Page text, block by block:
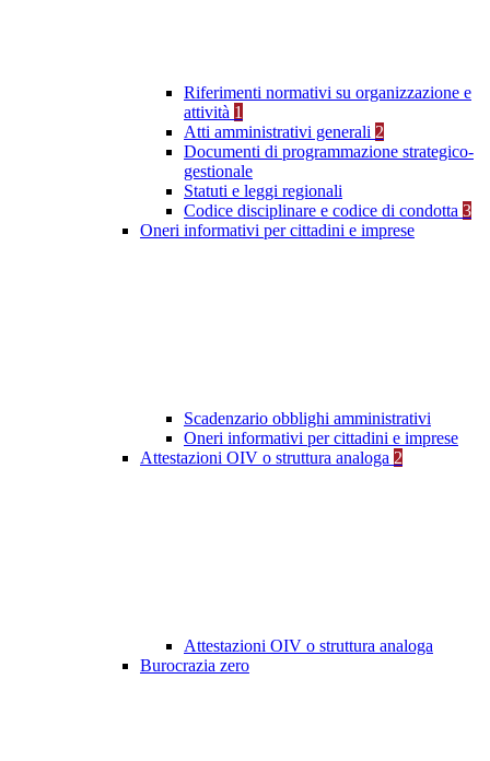
Riferimenti normativi su organizzazione e
attività 1
Atti amministrativi generali 2
Documenti di programmazione strategico-
gestionale
Statuti e leggi regionali
Codice disciplinare e codice di condotta 3
Oneri informativi per cittadini e imprese
Scadenzario obblighi amministrativi
Oneri informativi per cittadini e imprese
Attestazioni OIV o struttura analoga 2
Attestazioni OIV o struttura analoga
Burocrazia zero